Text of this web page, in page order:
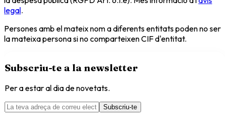
legal.
Persones amb el mateix nom a diferents entitats poden no ser
la mateixa persona si no comparteixen CIF d'entitat.
Subscriu-te a la newsletter
Per a estar al dia de novetats.
Subscriu-te